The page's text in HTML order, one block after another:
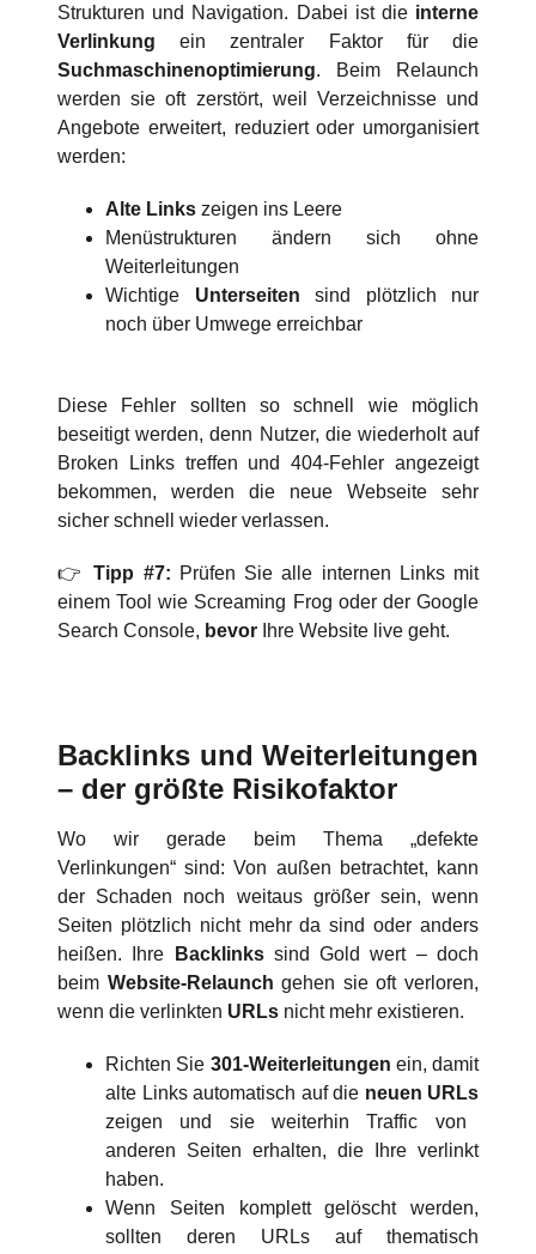
Strukturen und Navigation. Dabei ist die interne
Verlinkung ein zentraler Faktor für die
Suchmaschinenoptimierung. Beim Relaunch
werden sie oft zerstört, weil Verzeichnisse und
Angebote erweitert, reduziert oder umorganisiert
werden:
Alte Links zeigen ins Leere
Menüstrukturen ändern sich ohne
Weiterleitungen
Wichtige Unterseiten sind plötzlich nur
noch über Umwege erreichbar
Diese Fehler sollten so schnell wie möglich
beseitigt werden, denn Nutzer, die wiederholt auf
Broken Links treffen und 404-Fehler angezeigt
bekommen, werden die neue Webseite sehr
sicher schnell wieder verlassen.
👉Tipp #7: Prüfen Sie alle internen Links mit
einem Tool wie Screaming Frog oder der Google
Search Console, bevor Ihre Website live geht.
Backlinks und Weiterleitungen
– der größte Risikofaktor
Wo wir gerade beim Thema „defekte
Verlinkungen“ sind: Von außen betrachtet, kann
der Schaden noch weitaus größer sein, wenn
Seiten plötzlich nicht mehr da sind oder anders
heißen. Ihre
Backlinkssind Gold wert – doch
beim Website-Relaunch gehen sie oft verloren,
wenn die verlinkten URLs nicht mehr existieren.
Richten Sie 301-Weiterleitungen ein, damit
alte Links automatisch auf die neuen URLs
zeigen und sie weiterhin Traffic von
anderen Seiten erhalten, die Ihre verlinkt
haben.
Wenn Seiten komplett gelöscht werden,
sollten deren URLs auf thematisch